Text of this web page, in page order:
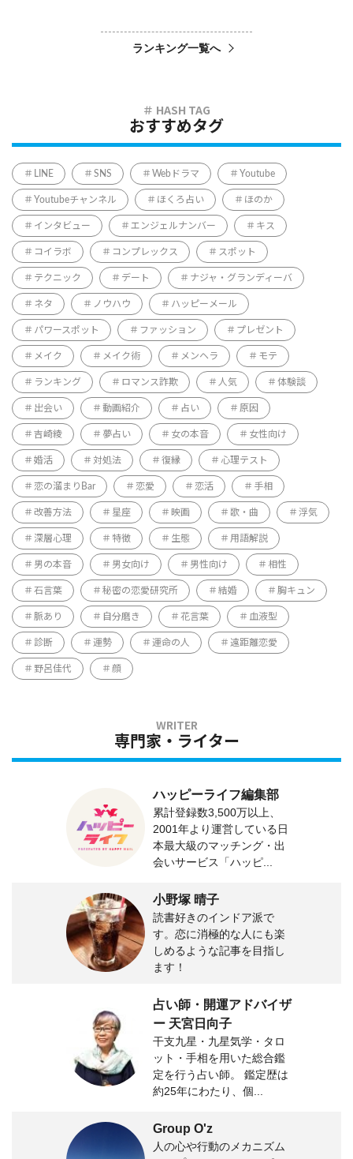
ランキング一覧へ
おすすめタグ
LINE SNS Webドラマ Youtube
Youtubeチャンネル ほくろ占い ほのか
インタビュー エンジェルナンバー キス
コイラボ コンプレックス スポット
テクニック デート ナジャ・グランディーバ
ネタ ノウハウ ハッピーメール
パワースポット ファッション プレゼント
メイク メイク術 メンヘラ モテ
ランキング ロマンス詐欺 人気 体験談
出会い 動画紹介 占い 原因
吉崎綾 夢占い 女の本音 女性向け
婚活 対処法 復縁 心理テスト
恋の溜まりBar 恋愛 恋活 手相
改善方法 星座 映画 歌・曲 浮気
深層心理 特徴 生態 用語解説
男の本音 男女向け 男性向け 相性
石言葉 秘密の恋愛研究所 結婚 胸キュン
脈あり 自分磨き 花言葉 血液型
診断 運勢 運命の人 遠距離恋愛
野呂佳代 顔
専門家・ライター
ハッピーライフ編集部
累計登録数3,500万以上、
2001年より運営している日
本最大級のマッチング・出
会いサービス「ハッピ...
小野塚 晴子
読書好きのインドア派で
す。恋に消極的な人にも楽
しめるような記事を目指し
ます！
占い師・開運アドバイザ
ー 天宮日向子
干支九星・九星気学・タロ
ット・手相を用いた総合鑑
定を行う占い師。 鑑定歴は
約25年にわたり、個...
Group O'z
人の心や行動のメカニズム